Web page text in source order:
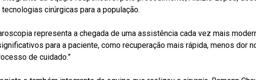
cirúrgicas para a população.
representa a chegada de uma assistência cada vez mais
para a paciente, como recuperação mais rápida, menos dor
de cuidado.”